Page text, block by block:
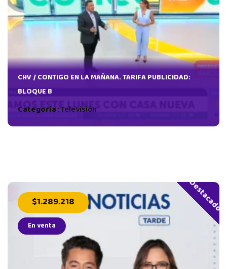
CHV / CONTIGO EN LA MAÑANA. TARIFA PUBLICIDAD:
BLOQUE B
Categoría:Televisión
Destacado
$1.289.218
En venta